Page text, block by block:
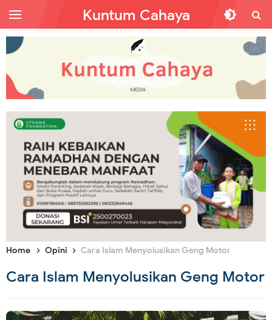
Kuntum Cahaya
Home Opini Cara Islam Menyolusikan Geng Motor
Cara Islam Menyolusikan Geng Motor